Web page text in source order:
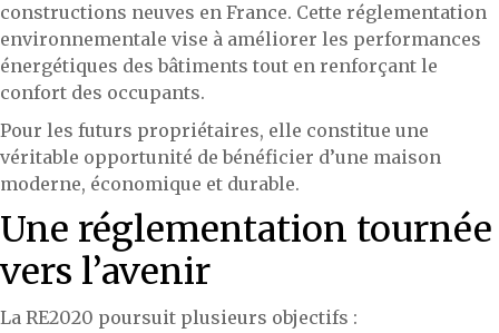
constructions neuves en France. Cette réglementation
environnementale vise à améliorer les performances
énergétiques des bâtiments tout en renforçant le
confort des occupants.
Pour les futurs propriétaires, elle constitue une
véritable opportunité de bénéficier d’une maison
moderne, économique et durable.
Une réglementation tournée
vers l’avenir
La RE2020 poursuit plusieurs objectifs :